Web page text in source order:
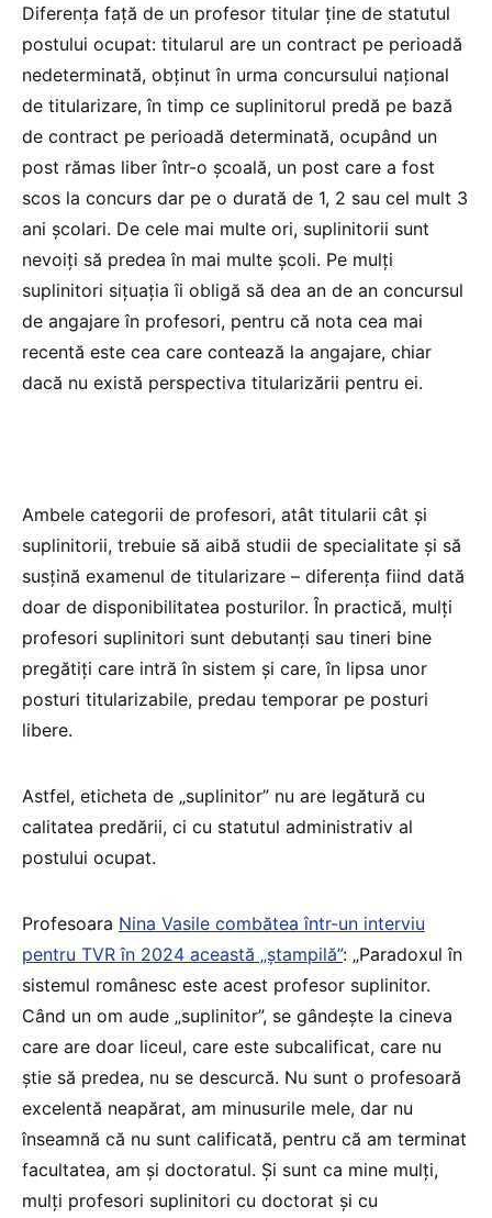
Diferența față de un profesor titular ține de statutul
postului ocupat: titularul are un contract pe perioadă
nedeterminată, obținut în urma concursului național
de titularizare, în timp ce suplinitorul predă pe bază
de contract pe perioadă determinată, ocupând un
post rămas liber într-o școală, un post care a fost
scos la concurs dar pe o durată de 1, 2 sau cel mult 3
ani școlari. De cele mai multe ori, suplinitorii sunt
nevoiți să predea în mai multe școli. Pe mulți
suplinitori sițuația îi obligă să dea an de an concursul
de angajare în profesori, pentru că nota cea mai
recentă este cea care contează la angajare, chiar
dacă nu există perspectiva titularizării pentru ei.
Ambele categorii de profesori, atât titularii cât și
suplinitorii, trebuie să aibă studii de specialitate și să
susțină examenul de titularizare – diferența fiind dată
doar de disponibilitatea posturilor. În practică, mulți
profesori suplinitori sunt debutanți sau tineri bine
pregătiți care intră în sistem și care, în lipsa unor
posturi titularizabile, predau temporar pe posturi
libere.
Astfel, eticheta de „suplinitor” nu are legătură cu
calitatea predării, ci cu statutul administrativ al
postului ocupat.
Profesoara Nina Vasile combătea într-un interviu
pentru TVR în 2024 această „ștampilă”: „Paradoxul în
sistemul românesc este acest profesor suplinitor.
Când un om aude „suplinitor”, se gândește la cineva
care are doar liceul, care este subcalificat, care nu
știe să predea, nu se descurcă. Nu sunt o profesoară
excelentă neapărat, am minusurile mele, dar nu
înseamnă că nu sunt calificată, pentru că am terminat
facultatea, am și doctoratul. Și sunt ca mine mulți,
mulți profesori suplinitori cu doctorat și cu